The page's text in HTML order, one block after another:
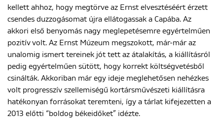
ENGLISH
kellett ahhoz, hogy megtörve az Ernst elvesztéséért érzett
csendes duzzogásomat újra ellátogassak a Capába. Az
akkori első benyomás nagy meglepetésemre egyértelműen
pozitív volt. Az Ernst Múzeum megszokott, már-már az
unalomig ismert tereinek jót tett az átalakítás, a kiállításról
pedig egyértelműen sütött, hogy korrekt költségvetésből
csinálták. Akkoriban már egy ideje meglehetősen nehézkes
volt progresszív szellemiségű kortársművészeti kiállításra
hatékonyan forrásokat teremteni, így a tárlat kifejezetten a
2013 előtti “boldog békeidőket” idézte.